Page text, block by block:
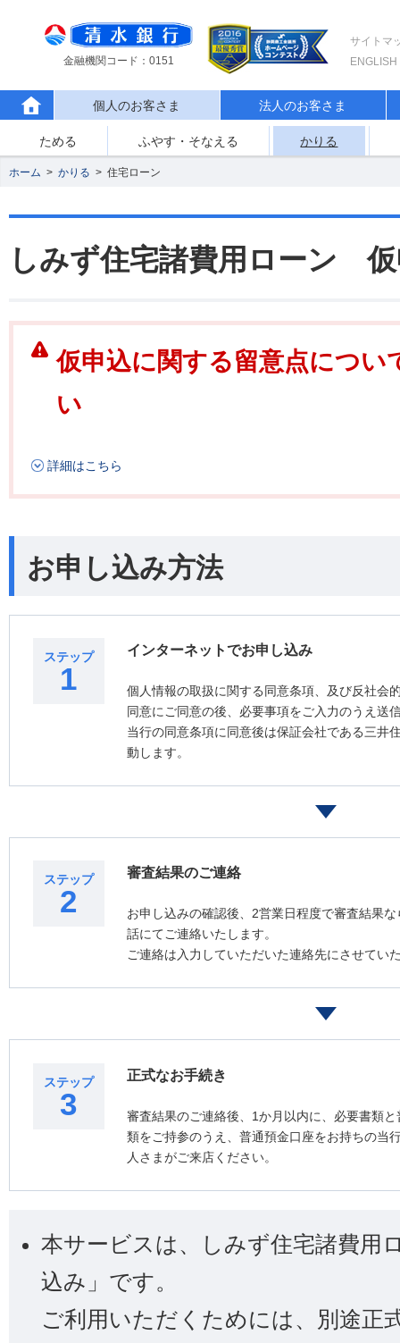
金融機関コード：0151
サイトマ
ENGLISH
個人のお客さま 法人のお客さま
ためる ふやす・そなえる かりる
ホーム > かりる > 住宅ローン
しみず住宅諸費用ローン
仮申込に関する留意点につい
い
詳細はこちら
お申し込み方法
ステップ
1
インターネットでお申し込み
個人情報の取扱に関する同意条項、及び反社会
同意にご同意の後、必要事項をご入力のうえ送
当行の同意条項に同意後は保証会社である三井
動します。
ステップ
2
審査結果のご連絡
お申し込みの確認後、2営業日程度で審査結果
話にてご連絡いたします。
ご連絡は入力していただいた連絡先にさせてい
ステップ
3
正式なお手続き
審査結果のご連絡後、1か月以内に、必要書類
類をご持参のうえ、普通預金口座をお持ちの当
人さまがご来店ください。
本サービスは、しみず住宅諸費用
込み」です。
ご利用いただくためには、別途正